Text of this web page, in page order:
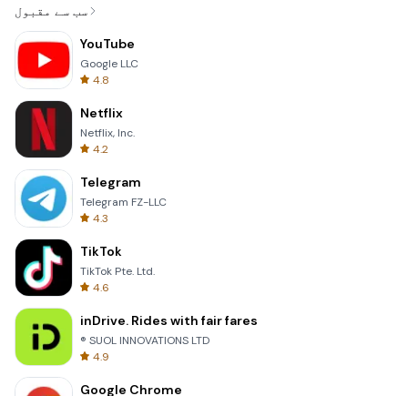
سب سے مقبول
YouTube
Google LLC
4.8
Netflix
Netflix, Inc.
4.2
Telegram
Telegram FZ-LLC
4.3
TikTok
TikTok Pte. Ltd.
4.6
inDrive. Rides with fair fares
® SUOL INNOVATIONS LTD
4.9
Google Chrome